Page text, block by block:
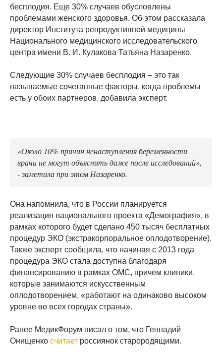
бесплодия. Еще 30% случаев обусловлены
проблемами женского здоровья. Об этом рассказала
директор Института репродуктивной медицины
Национального медицинского исследовательского
центра имени В. И. Кулакова Татьяна Назаренко.
Следующие 30% случаев бесплодия – это так
называемые сочетанные факторы, когда проблемы
есть у обоих партнеров, добавила эксперт.
«Около 10% причин ненаступления беременности
врачи не могут объяснить даже после исследований»,
- заметила при этом Назаренко.
Она напомнила, что в России планируется
реализация национального проекта «Демография», в
рамках которого будет сделано 450 тысяч бесплатных
процедур ЭКО (экстракорпоральное оплодотворение).
Также эксперт сообщила, что начиная с 2013 года
процедура ЭКО стала доступна благодаря
финансированию в рамках ОМС, причем клиники,
которые занимаются искусственным
оплодотворением, «работают на одинаково высоком
уровне во всех городах страны».
Ранее МедикФорум писал о том, что Геннадий
Онищенко считает россиянок старородящими.